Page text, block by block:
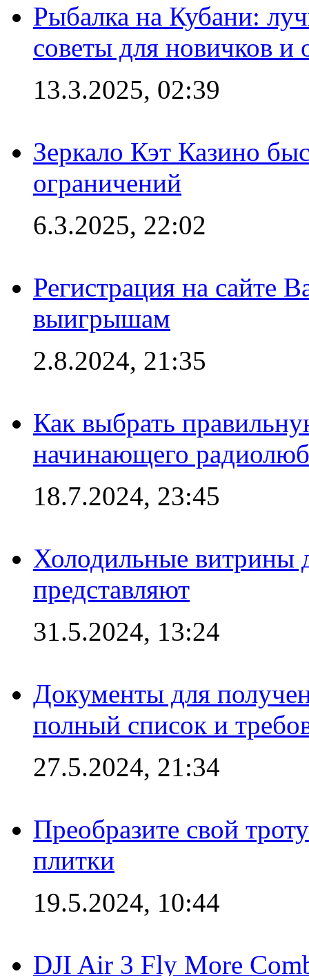
Рыбалка на Кубани:
советы для новичков
13.3.2025, 02:39
Зеркало Кэт Казино
ограничений
6.3.2025, 22:02
Регистрация на сайте
выигрышам
2.8.2024, 21:35
Как выбрать
начинающего
18.7.2024, 23:45
Холодильные витрины
представляют
31.5.2024, 13:24
Документы для
полный список и
27.5.2024, 21:34
Преобразите свой
плитки
19.5.2024, 10:44
DJI Air 3 Fly More